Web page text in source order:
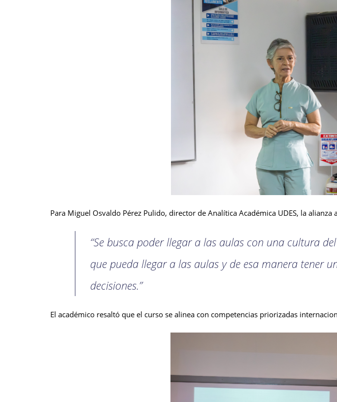
Para Miguel Osvaldo Pérez Pulido, director de Analítica Académica UDES, la
“Se busca poder llegar a las aulas con una cultura
que pueda llegar a las aulas y de esa manera tener
decisiones.”
El académico resaltó que el curso se alinea con competencias priorizadas